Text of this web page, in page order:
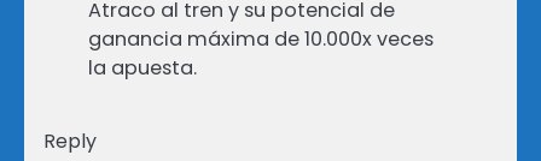
Atraco al tren y su potencial de
ganancia máxima de 10.000x veces
la apuesta.
Reply